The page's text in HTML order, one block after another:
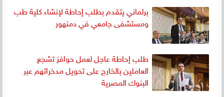
برلماني يتقدم بطلب إحاطة لإنشاء كلية طب
ومستشفى جامعي في دمنهور
طلب إحاطة عاجل لعمل حوافز تشجع
العاملين بالخارج على تحويل مدخراتهم عبر
البنوك المصرية